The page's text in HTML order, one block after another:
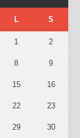
L S
1 2
8 9
15 16
22 23
29 30